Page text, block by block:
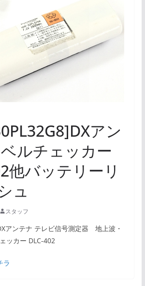
アン
ルチェッカー
他バッテリーリ
ュ
スタッフ
アンテナ テレビ信号測定器 地上波・
ッカー DLC-402
ラ